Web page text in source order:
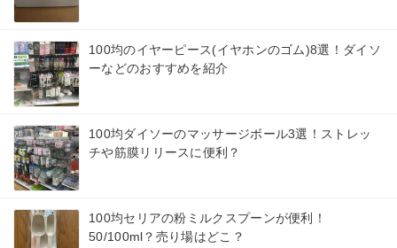
100均のイヤーピース(イヤホンのゴム)8選！ダイソ
ーなどのおすすめを紹介
100均ダイソーのマッサージボール3選！ストレッ
チや筋膜リリースに便利？
100均セリアの粉ミルクスプーンが便利！
50/100ml？売り場はどこ？